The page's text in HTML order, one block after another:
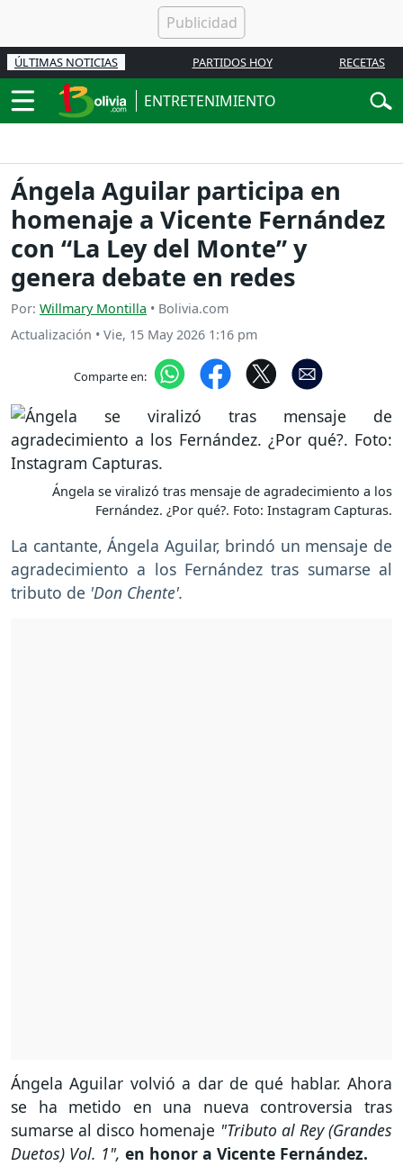
ÚLTIMAS NOTICIAS PARTIDOS HOY RECETAS
ENTRETENIMIENTO
Ángela Aguilar participa en
homenaje a Vicente Fernández
con “La Ley del Monte” y
genera debate en redes
Por: Willmary Montilla • Bolivia.com
Actualización • Vie, 15 May 2026 1:16 pm
Comparte en:
Ángela se viralizó tras mensaje de agradecimiento a los
Fernández. ¿Por qué?. Foto: Instagram Capturas.
La cantante, Ángela Aguilar, brindó un mensaje de
agradecimiento a los Fernández tras sumarse al
tributo de 'Don Chente'.
Ángela Aguilar volvió a dar de qué hablar. Ahora
se ha metido en una nueva controversia tras
sumarse al disco homenaje "Tributo al Rey (Grandes
Duetos) Vol. 1", en honor a Vicente Fernández.